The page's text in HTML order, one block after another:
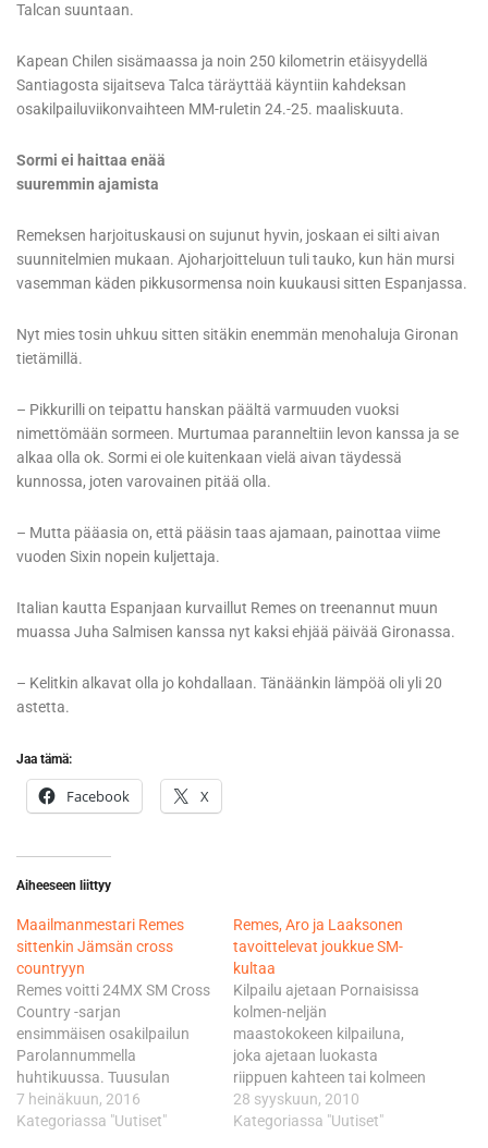
Talcan suuntaan.
Kapean Chilen sisämaassa ja noin 250 kilometrin etäisyydellä
Santiagosta sijaitseva Talca täräyttää käyntiin kahdeksan
osakilpailuviikonvaihteen MM-ruletin 24.-25. maaliskuuta.
Sormi ei haittaa enää
suuremmin ajamista
Remeksen harjoituskausi on sujunut hyvin, joskaan ei silti aivan
suunnitelmien mukaan. Ajoharjoitteluun tuli tauko, kun hän mursi
vasemman käden pikkusormensa noin kuukausi sitten Espanjassa.
Nyt mies tosin uhkuu sitten sitäkin enemmän menohaluja Gironan
tietämillä.
– Pikkurilli on teipattu hanskan päältä varmuuden vuoksi
nimettömään sormeen. Murtumaa paranneltiin levon kanssa ja se
alkaa olla ok. Sormi ei ole kuitenkaan vielä aivan täydessä
kunnossa, joten varovainen pitää olla.
– Mutta pääasia on, että pääsin taas ajamaan, painottaa viime
vuoden Sixin nopein kuljettaja.
Italian kautta Espanjaan kurvaillut Remes on treenannut muun
muassa Juha Salmisen kanssa nyt kaksi ehjää päivää Gironassa.
– Kelitkin alkavat olla jo kohdallaan. Tänäänkin lämpöä oli yli 20
astetta.
Jaa tämä:
Facebook X
Aiheeseen liittyy
Maailmanmestari Remes
sittenkin Jämsän cross
countryyn
Remes voitti 24MX SM Cross
Country -sarjan
ensimmäisen osakilpailun
Parolannummella
huhtikuussa. Tuusulan
Moottorikerhon edustaja
lähtee myös Jämsään
7 heinäkuun, 2016
Kategoriassa "Uutiset"
Remes, Aro ja Laaksonen
tavoittelevat joukkue SM-
kultaa
Kilpailu ajetaan Pornaisissa
kolmen-neljän
maastokokeen kilpailuna,
joka ajetaan luokasta
riippuen kahteen tai kolmeen
kertaan. Kilpailukeskus
toimii Pornaisten
28 syyskuun, 2010
Kategoriassa "Uutiset"